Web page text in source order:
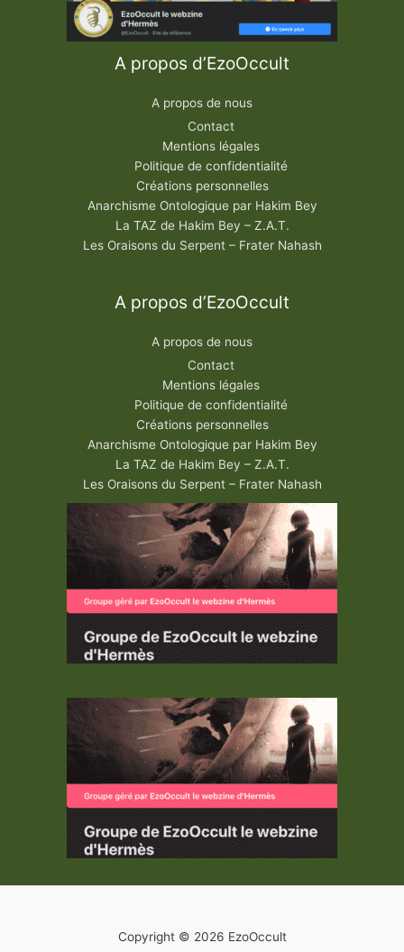
A propos d’EzoOccult
A propos de nous
Contact
Mentions légales
Politique de confidentialité
Créations personnelles
Anarchisme Ontologique par Hakim Bey
La TAZ de Hakim Bey – Z.A.T.
Les Oraisons du Serpent – Frater Nahash
A propos d’EzoOccult
A propos de nous
Contact
Mentions légales
Politique de confidentialité
Créations personnelles
Anarchisme Ontologique par Hakim Bey
La TAZ de Hakim Bey – Z.A.T.
Les Oraisons du Serpent – Frater Nahash
Copyright © 2026 EzoOccult